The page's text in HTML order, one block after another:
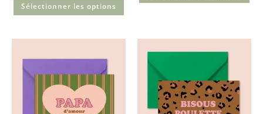
Sélectionner les options